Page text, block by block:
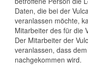
Daten, die bei der
veranlassen möchte,
Mitarbeiter des für die
Der Mitarbeiter der
veranlassen, dass
nachgekommen wird.